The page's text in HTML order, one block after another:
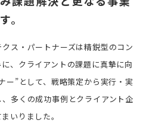
。
ス・パートナーズは精鋭型のコン
、クライアントの課題に真摯に向
ー”として、戦略策定から実行・実
多くの成功事例とクライアント企
いりました。